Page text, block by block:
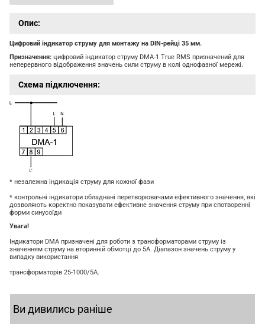
Опис:
Цифровий індикатор струму для монтажу на DIN-рейці 35 мм.
Призначення: цифровий індикатор струму DMA-1 True RMS призначений для
неперервного відображення значень сили струму в колі однофазної мережі.
Схема підключення:
* незалежна індикація струму для кожної фази
* контрольні індикатори обладнані перетворювачами ефективного значення, які
дозволяють коректно показувати ефективне значення струму при спотворенні
форми синусоїди
Увага!
Індикатори DMA призначені для роботи з трансформаторами струму із
значенням струму на вторинній обмотці до 5А. Діапазон значень струму у
випадку використання
трансформаторів 25-1000/5А.
Ви дивились раніше